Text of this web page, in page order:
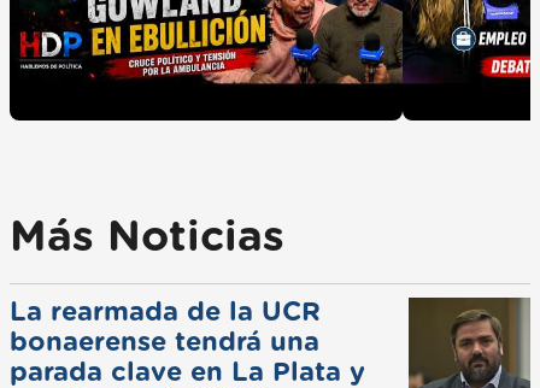
Más Noticias
La rearmada de la UCR
bonaerense tendrá una
parada clave en La Plata y